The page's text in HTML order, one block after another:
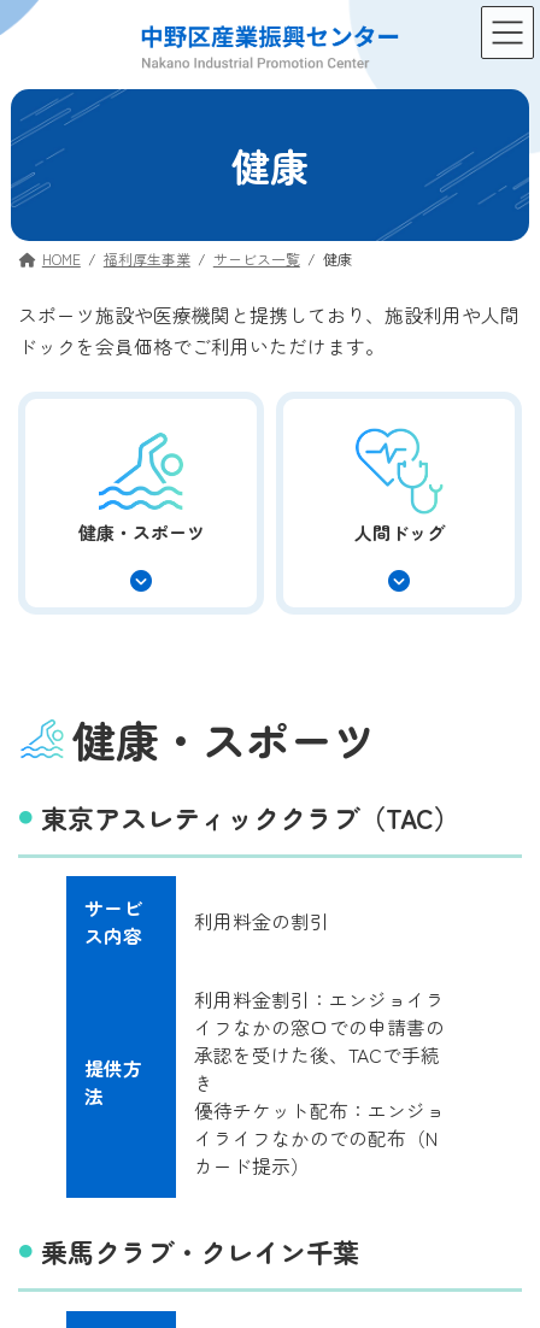
ン
ン
へ
ス
キ
ッ
ビ
ー
ョ
ン
に
移
健康
HOME 福利厚生事業 サービス一覧 健康
スポーツ施設や医療機関と提携しており、施設利用や人間
ドックを会員価格でご利用いただけます。
健康・スポーツ 人間ドッグ
健康・スポーツ
東京アスレティッククラブ（TAC）
サービ
ス内容
利用料金の割引
提供方
法
利用料金割引：エンジョイラ
イフなかの窓口での申請書の
承認を受けた後、TACで手続
き
優待チケット配布：エンジョ
イライフなかのでの配布（N
カード提示）
乗馬クラブ・クレイン千葉